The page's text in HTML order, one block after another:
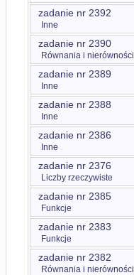
zadanie nr 2392
Inne
zadanie nr 2390
Równania i nierówności
zadanie nr 2389
Inne
zadanie nr 2388
Inne
zadanie nr 2386
Inne
zadanie nr 2376
Liczby rzeczywiste
zadanie nr 2385
Funkcje
zadanie nr 2383
Funkcje
zadanie nr 2382
Równania i nierówności